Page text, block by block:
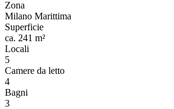
Zona
Milano Marittima
Superficie
ca. 241 m²
Locali
5
Camere da letto
4
Bagni
3